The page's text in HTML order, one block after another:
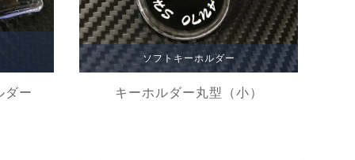
ダー
ソフトキーホルダー
キーホルダー丸型（小）